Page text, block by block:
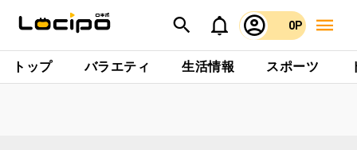
0P
トップ バラエティ 生活情報 スポーツ